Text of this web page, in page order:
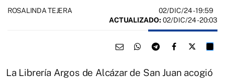
ROSALINDA TEJERA 02/DIC/24- 19:59
ACTUALIZADO: 02/DIC/24 - 20:03
La Librería Argos de Alcázar de San Juan acogió